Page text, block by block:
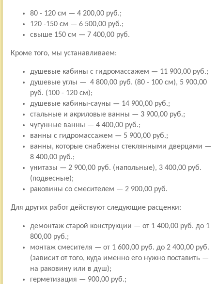
80 - 120 см — 4 200,00 руб.;
120 -150 см — 6 500,00 руб.;
свыше 150 см — 7 400,00 руб.
Кроме того, мы устанавливаем:
душевые кабины с гидромассажем — 11 900,00 руб.;
душевые углы — 4 800,00 руб. (80 - 100 см), 5 900,00
руб. (100 - 120 см);
душевые кабины-сауны — 14 900,00 руб.;
стальные и акриловые ванны — 3 900,00 руб.;
чугунные ванны — 4 400,00 руб.;
ванны с гидромассажем — 5 900,00 руб.;
ванны, которые снабжены стеклянными дверцами —
8 400,00 руб.;
унитазы — 2 900,00 руб. (напольные), 3 400,00 руб.
(подвесные);
раковины со смесителем — 2 900,00 руб.
Для других работ действуют следующие расценки:
демонтаж старой конструкции — от 1 400,00 руб. до 1
800,00 руб.;
монтаж смесителя — от 1 600,00 руб. до 2 400,00 руб.
(зависит от того, куда именно его нужно поставить —
на раковину или в душ);
герметизация — 900,00 руб.;